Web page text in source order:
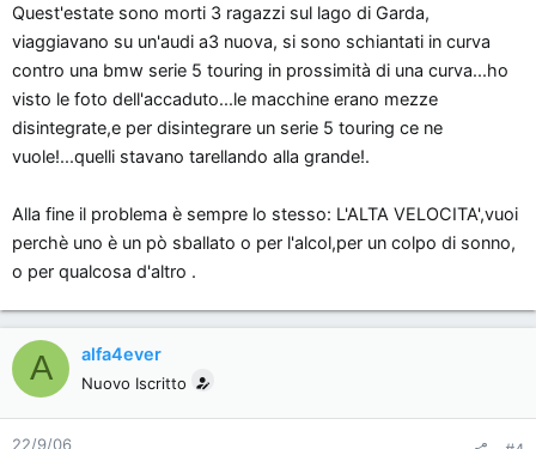
Quest'estate sono morti 3 ragazzi sul lago di Garda,
viaggiavano su un'audi a3 nuova, si sono schiantati in curva
contro una bmw serie 5 touring in prossimità di una curva...ho
visto le foto dell'accaduto...le macchine erano mezze
disintegrate,e per disintegrare un serie 5 touring ce ne
vuole!...quelli stavano tarellando alla grande!.
Alla fine il problema è sempre lo stesso: L'ALTA VELOCITA',vuoi
perchè uno è un pò sballato o per l'alcol,per un colpo di sonno,
o per qualcosa d'altro .
A alfa4ever
Nuovo Iscritto
22/9/06